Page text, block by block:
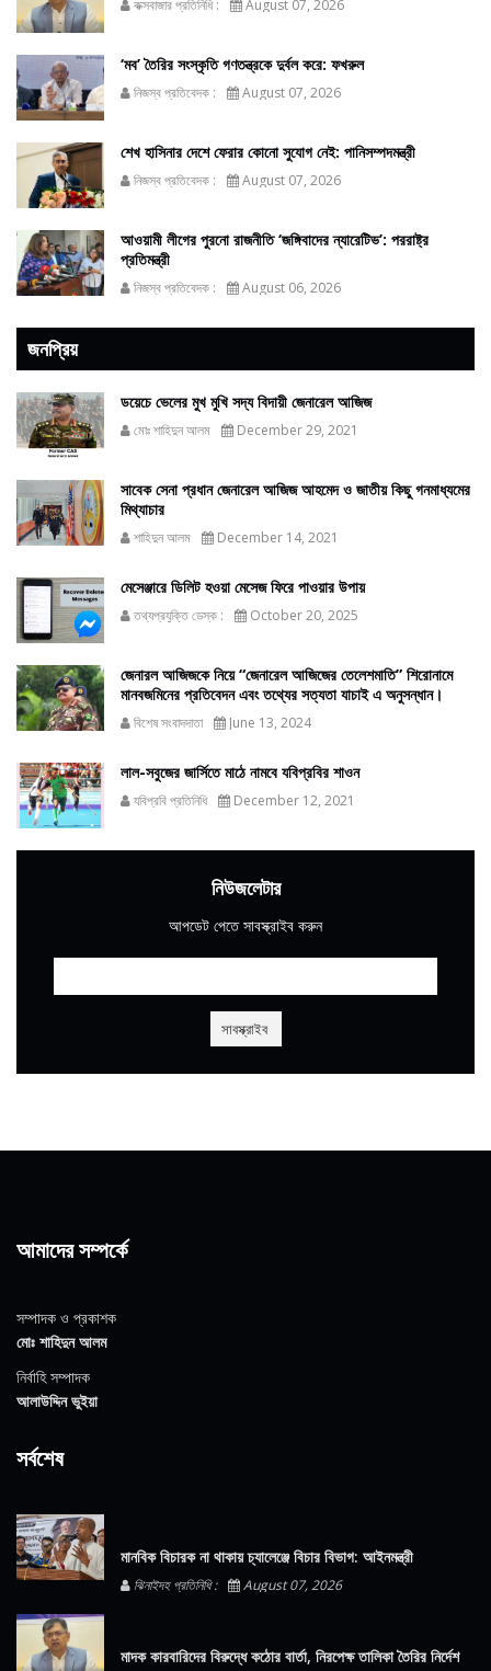
কক্সবাজার প্রতিনিধি : August 07, 2026
‘মব’ তৈরির সংস্কৃতি গণতন্ত্রকে দুর্বল করে: ফখরুল
নিজস্ব প্রতিবেদক : August 07, 2026
শেখ হাসিনার দেশে ফেরার কোনো সুযোগ নেই: পানিসম্পদমন্ত্রী
নিজস্ব প্রতিবেদক : August 07, 2026
আওয়ামী লীগের পুরনো রাজনীতি ‘জঙ্গিবাদের ন্যারেটিভ’: পররাষ্ট্র
প্রতিমন্ত্রী
নিজস্ব প্রতিবেদক : August 06, 2026
জনপ্রিয়
ডয়েচে ভেলের মুখ মুখি সদ্য বিদায়ী জেনারেল আজিজ
মোঃ শাহিদুন আলম December 29, 2021
সাবেক সেনা প্রধান জেনারেল আজিজ আহমেদ ও জাতীয় কিছু গনমাধ্যমের
মিথ্যাচার
শাহিদুন আলম December 14, 2021
মেসেঞ্জারে ডিলিট হওয়া মেসেজ ফিরে পাওয়ার উপায়
তথ্যপ্রযুক্তি ডেস্ক : October 20, 2025
জেনারল আজিজকে নিয়ে “জেনারেল আজিজের তেলেশমাতি” শিরোনামে
মানবজমিনের প্রতিবেদন এবং তথ্যের সত্যতা যাচাই এ অনুসন্ধান।
বিশেষ সংবাদদাতা June 13, 2024
লাল-সবুজের জার্সিতে মাঠে নামবে যবিপ্রবির শাওন
যবিপ্রবি প্রতিনিধি December 12, 2021
নিউজলেটার
আপডেট পেতে সাবস্ক্রাইব করুন
আমাদের সম্পর্কে
সম্পাদক ও প্রকাশক
মোঃ শাহিদুন আলম
নির্বাহি সম্পাদক
আলাউদ্দিন ভুইয়া
সর্বশেষ
মানবিক বিচারক না থাকায় চ্যালেঞ্জে বিচার বিভাগ: আইনমন্ত্রী
ঝিনাইদহ প্রতিনিধি : August 07, 2026
মাদক কারবারিদের বিরুদ্ধে কঠোর বার্তা, নিরপেক্ষ তালিকা তৈরির নির্দেশ